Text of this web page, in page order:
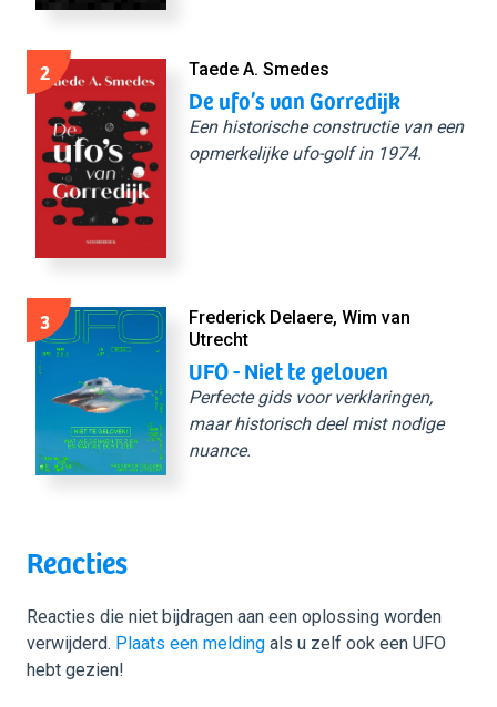
2 Taede A. Smedes
De ufo’s van Gorredijk
Een historische constructie van een
opmerkelijke ufo-golf in 1974.
3
Frederick Delaere, Wim van
Utrecht
UFO - Niet te geloven
Perfecte gids voor verklaringen,
maar historisch deel mist nodige
nuance.
Reacties
Reacties die niet bijdragen aan een oplossing worden
verwijderd. Plaats een melding als u zelf ook een UFO
hebt gezien!